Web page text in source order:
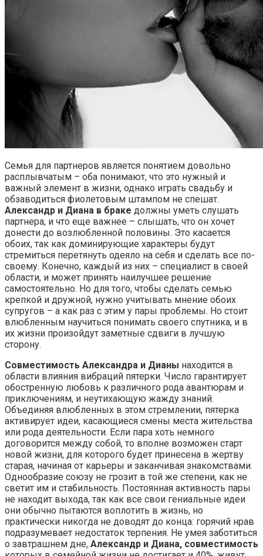
Семья для партнеров является понятием довольно
расплывчатым – оба понимают, что это нужный и
важный элемент в жизни, однако играть свадьбу и
обзаводиться фиолетовым штампом не спешат.
Александр и Диана в браке должны уметь слушать
партнера, и что еще важнее – слышать, что он хочет
донести до возлюбленной половины. Это касается
обоих, так как доминирующие характеры будут
стремиться перетянуть одеяло на себя и сделать все по-
своему. Конечно, каждый из них – специалист в своей
области, и может принять наилучшее решение
самостоятельно. Но для того, чтобы сделать семью
крепкой и дружной, нужно учитывать мнение обоих
супругов – а как раз с этим у пары проблемы. Но стоит
влюбленным научиться понимать своего спутника, и в
их жизни произойдут заметные сдвиги в лучшую
сторону.
Совместимость Александра и Дианы находится в
области влияния вибраций пятерки. Число гарантирует
обостренную любовь к различного рода авантюрам и
приключениям, и неутихающую жажду знаний.
Объединяя влюбленных в этом стремлении, пятерка
активирует идеи, касающиеся смены места жительства
или рода деятельности. Если пара хоть немного
договорится между собой, то вполне возможен старт
новой жизни, для которого будет принесена в жертву
старая, начиная от карьеры и заканчивая знакомствами.
Однообразие союзу не грозит в той же степени, как не
светит им и стабильность. Постоянная активность пары
не находит выхода, так как все свои гениальные идеи
они обычно пытаются воплотить в жизнь, но
практически никогда не доводят до конца: горячий нрав
подразумевает недостаток терпения. Не умея заботиться
о завтрашнем дне, Александр и Диана, совместимость